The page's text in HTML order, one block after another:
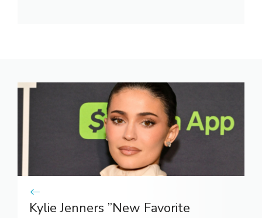
Kylie Jenners ”New Favorite